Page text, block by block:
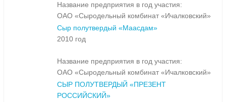
Название предприятия в год участия:
ОАО «Сыродельный комбинат «Ичалковский»
Сыр полутвердый «Маасдам»
2010 год
Название предприятия в год участия:
ОАО «Сыродельный комбинат «Ичалковский»
СЫР ПОЛУТВЕРДЫЙ «ПРЕЗЕНТ
РОССИЙСКИЙ»